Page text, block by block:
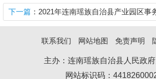
下一篇 ：2021年连南瑶族自治县产业园区事
联系我们 网站地图 免责声明
主办：连南瑶族自治县人民政
网站标识码：